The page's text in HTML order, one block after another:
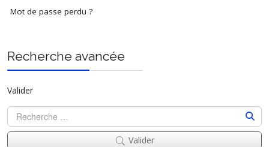
Mot de passe perdu ?
Recherche avancée
Valider
Valider